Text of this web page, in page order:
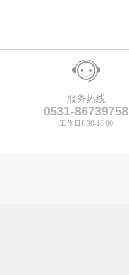
服务热线
0531-86739758
工作日8:30-18:00